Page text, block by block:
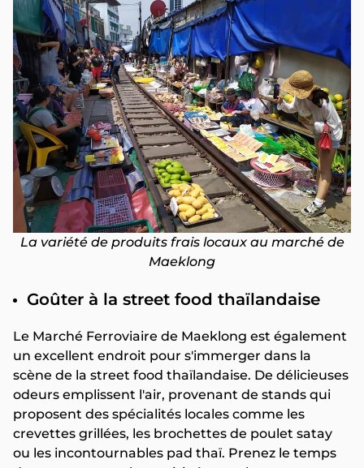
La variété de produits frais locaux au marché de
Maeklong
Goûter à la street food thaïlandaise
Le Marché Ferroviaire de Maeklong est également
un excellent endroit pour s'immerger dans la
scène de la street food thaïlandaise. De délicieuses
odeurs emplissent l'air, provenant de stands qui
proposent des spécialités locales comme les
crevettes grillées, les brochettes de poulet satay
ou les incontournables pad thaï. Prenez le temps